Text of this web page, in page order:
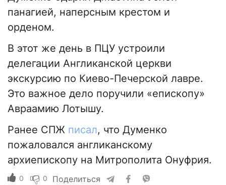
панагией, наперсным крестом и
орденом.
В этот же день в ПЦУ устроили
делегации Англиканской церкви
экскурсию по Киево-Печерской лавре.
Это важное дело поручили «епископу»
Авраамию Лотышу.
Ранее СПЖ писал, что Думенко
пожаловался англиканскому
архиепископу на Митрополита Онуфрия.
0 0 Поделиться